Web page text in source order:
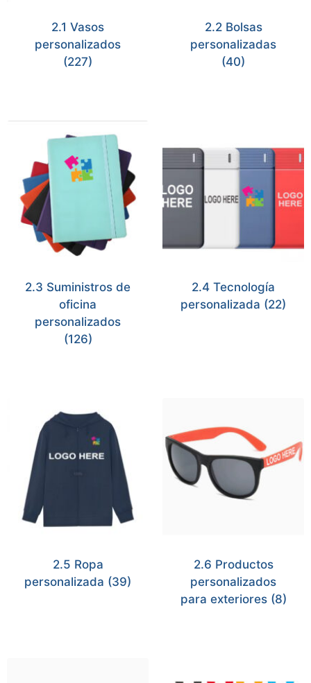
2.1 Vasos
personalizados
(227)
2.2 Bolsas
personalizadas
(40)
2.3 Suministros de
oficina
personalizados
(126)
2.4 Tecnología
personalizada (22)
2.5 Ropa
personalizada (39)
2.6 Productos
personalizados
para exteriores (8)